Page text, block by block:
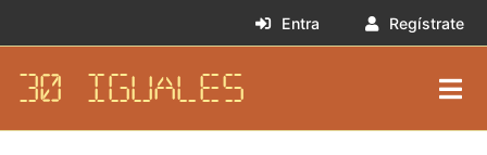
Entra Regístrate
30 IGUALES